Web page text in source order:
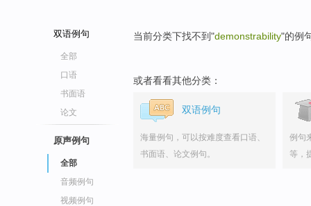
双语例句
全部
口语
书面语
论文
原声例句
全部
音频例句
视频例句
当前分类下找不到"demonstrability"的例
或者看看其他分类：
双语例句
海量例句，可以按难度查看口语、
书面语、论文例句。
例句
等，